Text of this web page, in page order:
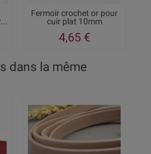
Fermoir crochet or pour
cuir plat 10mm
4,65 €
dans la même